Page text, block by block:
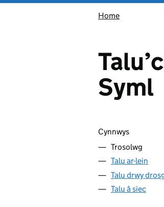
Home
Syml
Sgipio cynnwys
Cynnwys
Trosolwg
Talu ar-lein
Talu drwy
Talu â siec